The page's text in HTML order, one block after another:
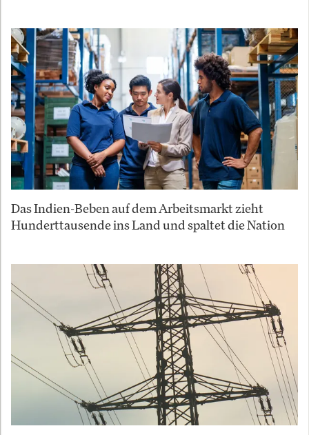
Das Indien-Beben auf dem Arbeitsmarkt zieht
Hunderttausende ins Land und spaltet die Nation